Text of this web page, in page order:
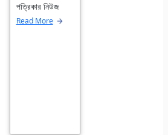
পত্রিকার নিউজ
Read More